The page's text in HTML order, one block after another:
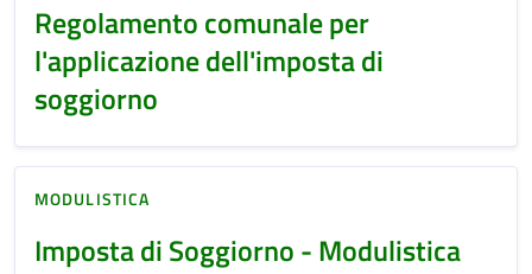
Regolamento comunale per
l'applicazione dell'imposta di
soggiorno
MODULISTICA
Imposta di Soggiorno - Modulistica